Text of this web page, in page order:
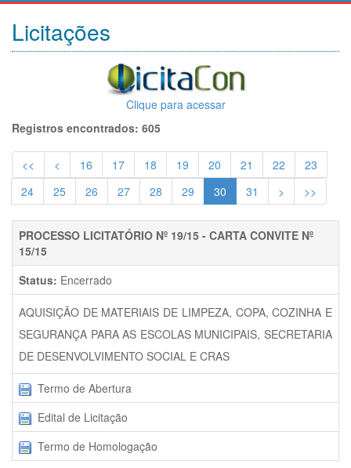
Licitações
Clique para acessar
Registros encontrados: 605
<< < 16 17 18 19 20 21 22
23
24
25 26 27 28 29 30 31 > >>
PROCESSO LICITATÓRIO Nº 19/15 - CARTA CONVITE Nº
15/15
Status: Encerrado
AQUISIÇÃO DE MATERIAIS DE LIMPEZA, COPA, COZINHA E
SEGURANÇA PARA AS ESCOLAS MUNICIPAIS, SECRETARIA
DE DESENVOLVIMENTO SOCIAL E CRAS
Termo de Abertura
Edital de Licitação
Termo de Homologação